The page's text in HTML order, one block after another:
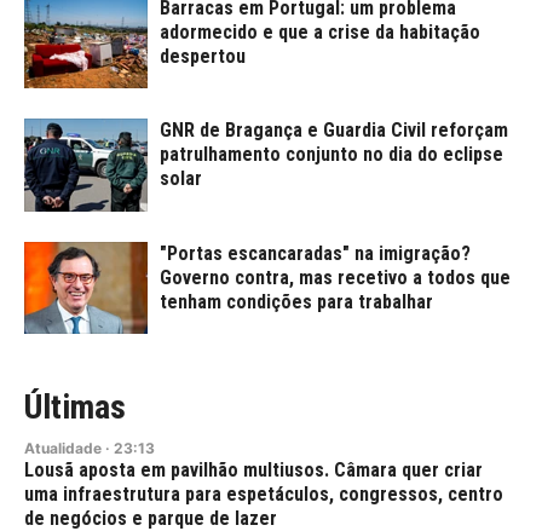
Barracas em Portugal: um problema
adormecido e que a crise da habitação
despertou
GNR de Bragança e Guardia Civil reforçam
patrulhamento conjunto no dia do eclipse
solar
"Portas escancaradas" na imigração?
Governo contra, mas recetivo a todos que
tenham condições para trabalhar
Últimas
Atualidade · 23:13
Lousã aposta em pavilhão multiusos. Câmara quer criar
uma infraestrutura para espetáculos, congressos, centro
de negócios e parque de lazer